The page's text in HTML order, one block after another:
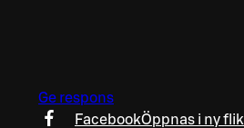
Ge respons
FacebookÖppnas i ny flik